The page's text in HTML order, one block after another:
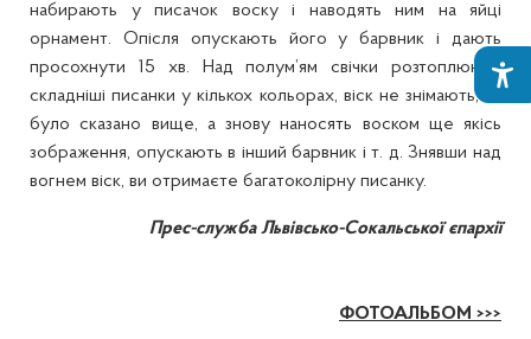
набирають у писачок воску і наводять ним на яйці
орнамент. Опісля опускають його у барвник і дають
просохнути 15 хв. Над полум’ям свічки розтоплюють
складніші писанки у кількох кольорах, віск не знімають, як
було сказано вище, а знову наносять воском ще якісь
зображення, опускають в інший барвник і т. д. Знявши над
вогнем віск, ви отримаєте багатоколірну писанку.
Прес-служба Львівсько-Сокальської єпархії
ФОТОАЛЬБОМ >>>